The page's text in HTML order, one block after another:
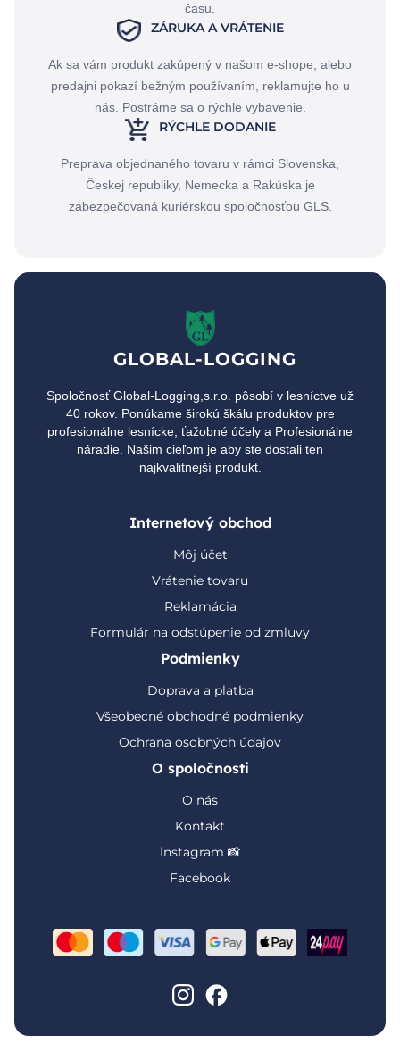
času.
ZÁRUKA A VRÁTENIE
Ak sa vám produkt zakúpený v našom e-shope, alebo
predajni pokazí bežným používaním, reklamujte ho u
nás. Postráme sa o rýchle vybavenie.
RÝCHLE DODANIE
Preprava objednaného tovaru v rámci Slovenska,
Českej republiky, Nemecka a Rakúska je
zabezpečovaná kuriérskou spoločnosťou GLS.
GLOBAL-LOGGING
Spoločnosť Global-Logging,s.r.o. pôsobí v lesníctve už
40 rokov. Ponúkame širokú škálu produktov pre
profesionálne lesnícke, ťažobné účely a Profesionálne
náradie. Našim cieľom je aby ste dostali ten
najkvalitnejší produkt.
Internetový obchod
Môj účet
Vrátenie tovaru
Reklamácia
Formulár na odstúpenie od zmluvy
Podmienky
Doprava a platba
Všeobecné obchodné podmienky
Ochrana osobných údajov
O spoločnosti
O nás
Kontakt
Instagram 📸
Facebook